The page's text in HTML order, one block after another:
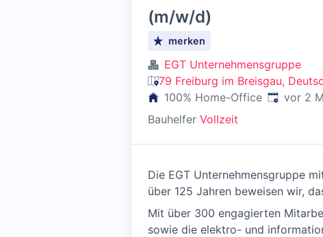
(m/w/d)
merken
EGT Unternehmensgruppe
79 Freiburg im Breisgau,
100% Home-Office
vor 2
Bauhelfer Vollzeit
Die EGT Unternehmensgruppe
über 125 Jahren beweisen wir,
Mit über 300 engagierten
sowie die elektro- und